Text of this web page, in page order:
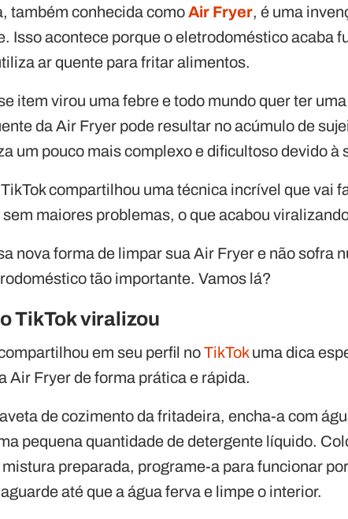
também conhecida comoAir Fryer, é uma
Isso acontece porque o eletrodoméstico acaba
ar quente para fritar alimentos.
item virou uma febre e todo mundo quer ter
da Air Fryer pode resultar no acúmulo de
um pouco mais complexo e dificultoso devido à
compartilhou uma técnica incrível que vai
sem maiores problemas, o que acabou
nova forma de limpar sua Air Fryer e não sofra
tão importante. Vamos lá?
TikTok viralizou
em seu perfil noTikTokuma dica
Air Fryer de forma prática e rápida.
de cozimento da fritadeira, encha-a com
pequena quantidade de detergente líquido.
preparada, programe-a para funcionar
até que a água ferva e limpe o interior.